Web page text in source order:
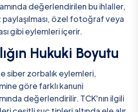
değerlendirilen bu ihlaller,
paylaşılması, özel fotoğraf veya
gibi eylemleri içerir.
Hukuki Boyutu
siber zorbalık eylemleri,
göre farklı kanuni
değerlendirilir. TCK'nın ilgili